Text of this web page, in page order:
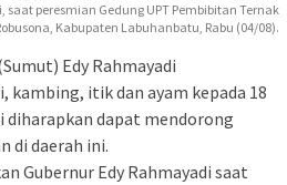
peresmian Gedung UPT Pembibitan Ternak
Kabupaten Labuhanbatu, Rabu (04/08).
Edy Rahmayadi
kambing, itik dan ayam kepada 18
dapat mendorong
di daerah ini.
Gubernur Edy Rahmayadi saat